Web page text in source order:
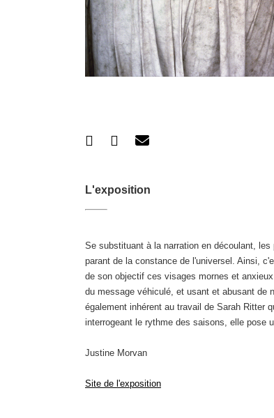
L'exposition
Se substituant à la narration en découlant,
parant de la constance de l'universel. Ainsi,
de son objectif ces visages mornes et
du message véhiculé, et usant et abusant de
également inhérent au travail de Sarah Ritter
interrogeant le rythme des saisons, elle pose
Justine Morvan
Site de l'exposition